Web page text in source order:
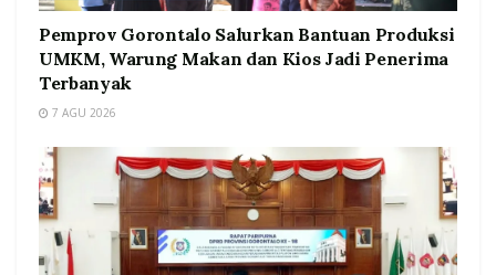
Pemprov Gorontalo Salurkan Bantuan Produksi
UMKM, Warung Makan dan Kios Jadi Penerima
Terbanyak
7 AGU 2026